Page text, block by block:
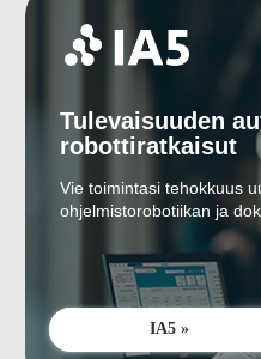
Tulevaisuuden
robottiratkaisut
Vie toimintasi tehokkuus
ohjelmistorobotiikan ja
IA5 »